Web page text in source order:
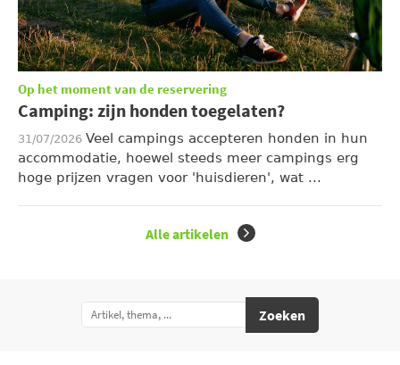
Op het moment van de reservering
Camping: zijn honden toegelaten?
31/07/2026 Veel campings accepteren honden in hun
accommodatie, hoewel steeds meer campings erg
hoge prijzen vragen voor 'huisdieren', wat ...
Alle artikelen
Zoeken